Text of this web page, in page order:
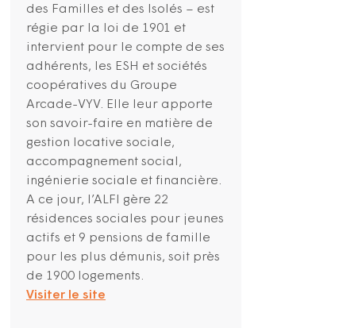
des Familles et des Isolés – est
régie par la loi de 1901 et
intervient pour le compte de ses
adhérents, les ESH et sociétés
coopératives du Groupe
Arcade-VYV. Elle leur apporte
son savoir-faire en matière de
gestion locative sociale,
accompagnement social,
ingénierie sociale et financière.
A ce jour, l’ALFI gère 22
résidences sociales pour jeunes
actifs et 9 pensions de famille
pour les plus démunis, soit près
de 1900 logements.
Visiter le site